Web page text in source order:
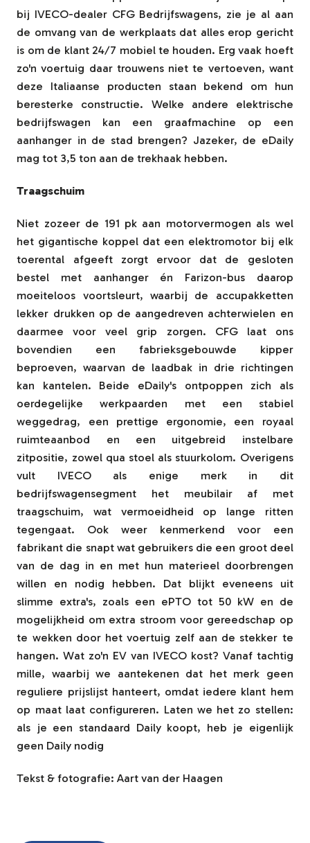
bij IVECO-dealer CFG Bedrijfswagens, zie je al aan
de omvang van de werkplaats dat alles erop gericht
is om de klant 24/7 mobiel te houden. Erg vaak hoeft
zo'n voertuig daar trouwens niet te vertoeven, want
deze Italiaanse producten staan bekend om hun
beresterke constructie. Welke andere elektrische
bedrijfswagen kan een graafmachine op een
aanhanger in de stad brengen? Jazeker, de eDaily
mag tot 3,5 ton aan de trekhaak hebben.
Traagschuim
Niet zozeer de 191 pk aan motorvermogen als wel
het gigantische koppel dat een elektromotor bij elk
toerental afgeeft zorgt ervoor dat de gesloten
bestel met aanhanger én Farizon-bus daarop
moeiteloos voortsleurt, waarbij de accupakketten
lekker drukken op de aangedreven achterwielen en
daarmee voor veel grip zorgen. CFG laat ons
bovendien een fabrieksgebouwde kipper
beproeven, waarvan de laadbak in drie richtingen
kan kantelen. Beide eDaily's ontpoppen zich als
oerdegelijke werkpaarden met een stabiel
weggedrag, een prettige ergonomie, een royaal
ruimteaanbod en een uitgebreid instelbare
zitpositie, zowel qua stoel als stuurkolom. Overigens
vult IVECO als enige merk in dit
bedrijfswagensegment het meubilair af met
traagschuim, wat vermoeidheid op lange ritten
tegengaat. Ook weer kenmerkend voor een
fabrikant die snapt wat gebruikers die een groot deel
van de dag in en met hun materieel doorbrengen
willen en nodig hebben. Dat blijkt eveneens uit
slimme extra's, zoals een ePTO tot 50 kW en de
mogelijkheid om extra stroom voor gereedschap op
te wekken door het voertuig zelf aan de stekker te
hangen. Wat zo'n EV van IVECO kost? Vanaf tachtig
mille, waarbij we aantekenen dat het merk geen
reguliere prijslijst hanteert, omdat iedere klant hem
op maat laat configureren. Laten we het zo stellen:
als je een standaard Daily koopt, heb je eigenlijk
geen Daily nodig
Tekst & fotografie: Aart van der Haagen